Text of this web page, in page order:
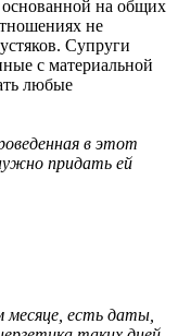
на общих
не
Супруги
с материальной
любые
в этот
придать ей
месяце, есть даты,